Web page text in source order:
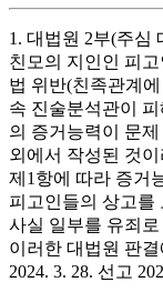
1. 대법원 2부(주심
친모의 지인인 피
법 위반(친족관계
속 진술분석관이
의 증거능력이 문
외에서 작성된 것
제1항에 따라 증거
피고인들의 상고를
사실 일부를 유죄
이러한 대법원 판
2024. 3. 28. 선고